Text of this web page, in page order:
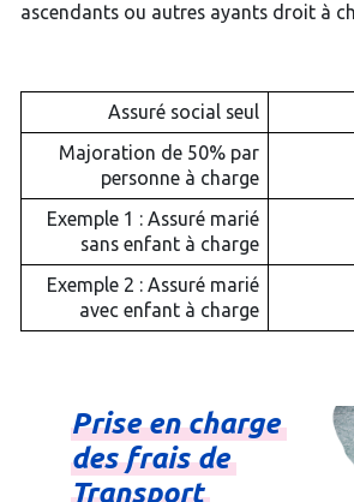
ascendants ou autres ayants droit à
Assuré social seul
Majoration de 50% par
personne à charge
Exemple 1 : Assuré marié
sans enfant à charge
Exemple 2 : Assuré marié
avec enfant à charge
Priseencharge
desfraisde
Transport